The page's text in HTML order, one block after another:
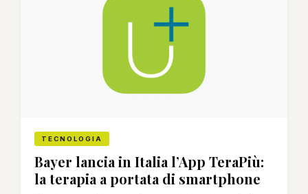
TECNOLOGIA
Bayer lancia in Italia l’App TeraPiù:
la terapia a portata di smartphone